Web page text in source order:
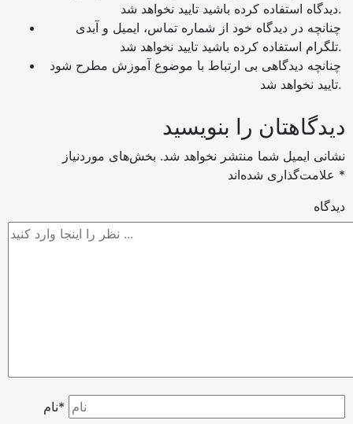
دیدگاه استفاده کرده باشید تایید نخواهد شد.
تلگرام استفاده کرده باشید تایید نخواهد شد.
چنانچه دیدگاهی بی ارتباط با موضوع آموزش مطرح شود
تایید نخواهد شد.
دیدگاهتان را بنویسید
نشانی ایمیل شما منتشر نخواهد شد. بخش‌های موردنیاز
*
دیدگاه
نام*